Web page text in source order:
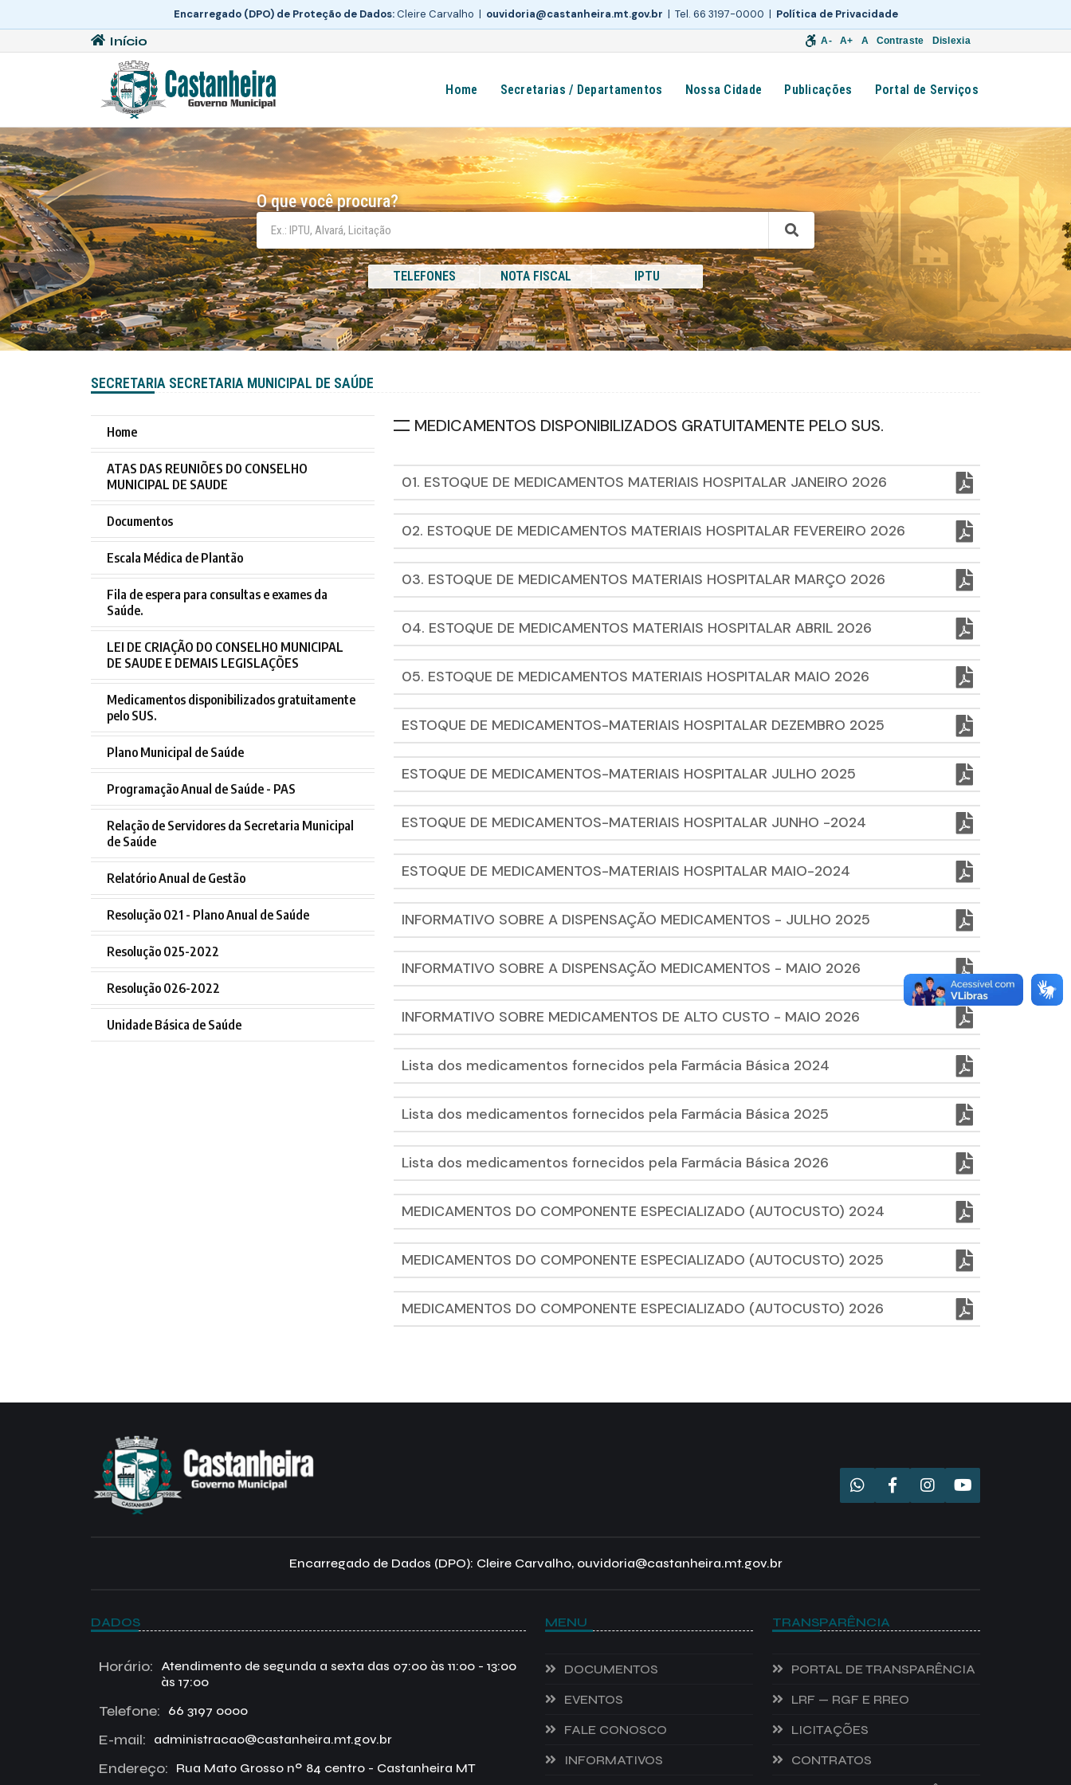
Encarregado (DPO) de Proteção de Dados:Cleire Carvalho | ouvidoria@castanheira.mt.gov.br | Tel. 66 3197-0000 | Política de Privacidade
Início A- A+ A Contraste Dislexia
Home Secretarias / Departamentos Nossa Cidade Publicações Portal de Serviços
O que você procura?
TELEFONES NOTA FISCAL IPTU
SECRETARIA SECRETARIA MUNICIPAL DE SAÚDE
Home
ATAS DAS REUNIÕES DO CONSELHO
MUNICIPAL DE SAUDE
Documentos
Escala Médica de Plantão
Fila de espera para consultas e exames da
Saúde.
LEI DE CRIAÇÃO DO CONSELHO MUNICIPAL
DE SAUDE E DEMAIS LEGISLAÇÕES
Medicamentos disponibilizados gratuitamente
pelo SUS.
Plano Municipal de Saúde
Programação Anual de Saúde - PAS
Relação de Servidores da Secretaria Municipal
de Saúde
Relatório Anual de Gestão
Resolução 021 - Plano Anual de Saúde
Resolução 025-2022
Resolução 026-2022
Unidade Básica de Saúde
MEDICAMENTOS DISPONIBILIZADOS GRATUITAMENTE PELO SUS.
01. ESTOQUE DE MEDICAMENTOS MATERIAIS HOSPITALAR JANEIRO 2026
02. ESTOQUE DE MEDICAMENTOS MATERIAIS HOSPITALAR FEVEREIRO 2026
03. ESTOQUE DE MEDICAMENTOS MATERIAIS HOSPITALAR MARÇO 2026
04. ESTOQUE DE MEDICAMENTOS MATERIAIS HOSPITALAR ABRIL 2026
05. ESTOQUE DE MEDICAMENTOS MATERIAIS HOSPITALAR MAIO 2026
ESTOQUE DE MEDICAMENTOS-MATERIAIS HOSPITALAR DEZEMBRO 2025
ESTOQUE DE MEDICAMENTOS-MATERIAIS HOSPITALAR JULHO 2025
ESTOQUE DE MEDICAMENTOS-MATERIAIS HOSPITALAR JUNHO -2024
ESTOQUE DE MEDICAMENTOS-MATERIAIS HOSPITALAR MAIO-2024
INFORMATIVO SOBRE A DISPENSAÇÃO MEDICAMENTOS - JULHO 2025
INFORMATIVO SOBRE A DISPENSAÇÃO MEDICAMENTOS - MAIO 2026
INFORMATIVO SOBRE MEDICAMENTOS DE ALTO CUSTO - MAIO 2026
Lista dos medicamentos fornecidos pela Farmácia Básica 2024
Lista dos medicamentos fornecidos pela Farmácia Básica 2025
Lista dos medicamentos fornecidos pela Farmácia Básica 2026
MEDICAMENTOS DO COMPONENTE ESPECIALIZADO (AUTOCUSTO) 2024
MEDICAMENTOS DO COMPONENTE ESPECIALIZADO (AUTOCUSTO) 2025
MEDICAMENTOS DO COMPONENTE ESPECIALIZADO (AUTOCUSTO) 2026
Encarregado de Dados (DPO): Cleire Carvalho, ouvidoria@castanheira.mt.gov.br
DADOS
Horário:
Atendimento de segunda a sexta das 07:00 às 11:00 - 13:00
às 17:00
Telefone: 66 3197 0000
E-mail: administracao@castanheira.mt.gov.br
Endereço: Rua Mato Grosso nº 84 centro - Castanheira MT
MENU
DOCUMENTOS
EVENTOS
FALE CONOSCO
INFORMATIVOS
TRANSPARÊNCIA
PORTAL DE TRANSPARÊNCIA
LRF — RGF E RREO
LICITAÇÕES
CONTRATOS